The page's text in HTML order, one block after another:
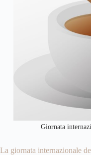
Giornata
La giornata internazionale